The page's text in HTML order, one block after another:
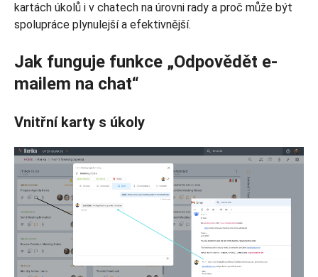
kartách úkolů i v chatech na úrovni rady a proč může být
spolupráce plynulejší a efektivnější.
Jak funguje funkce „Odpovědět e-
mailem na chat“
Vnitřní karty s úkoly